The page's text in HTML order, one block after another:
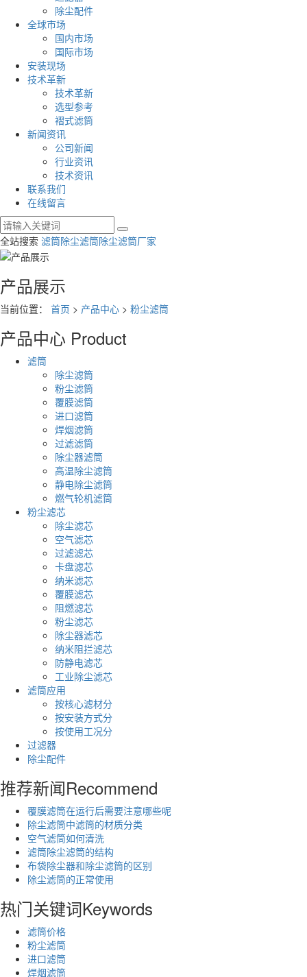
除尘配件
全球市场
国内市场
国际市场
安装现场
技术革新
技术革新
选型参考
褶式滤筒
新闻资讯
公司新闻
行业资讯
技术资讯
联系我们
在线留言
全站搜索 滤筒除尘滤筒除尘滤筒厂家
产品展示
当前位置： 首页 > 产品中心 > 粉尘滤筒
产品中心 Product
滤筒
除尘滤筒
粉尘滤筒
覆膜滤筒
进口滤筒
焊烟滤筒
过滤滤筒
除尘器滤筒
高温除尘滤筒
静电除尘滤筒
燃气轮机滤筒
粉尘滤芯
除尘滤芯
空气滤芯
过滤滤芯
卡盘滤芯
纳米滤芯
覆膜滤芯
阻燃滤芯
粉尘滤芯
除尘器滤芯
纳米阻拦滤芯
防静电滤芯
工业除尘滤芯
滤筒应用
按核心滤材分
按安装方式分
按使用工况分
过滤器
除尘配件
推荐新闻Recommend
覆膜滤筒在运行后需要注意哪些呢
除尘滤筒中滤筒的材质分类
空气滤筒如何清洗
滤筒除尘滤筒的结构
布袋除尘器和除尘滤筒的区别
除尘滤筒的正常使用
热门关键词Keywords
滤筒价格
粉尘滤筒
进口滤筒
焊烟滤筒